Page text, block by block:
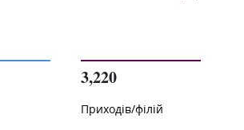
3,220
Приходів/філій